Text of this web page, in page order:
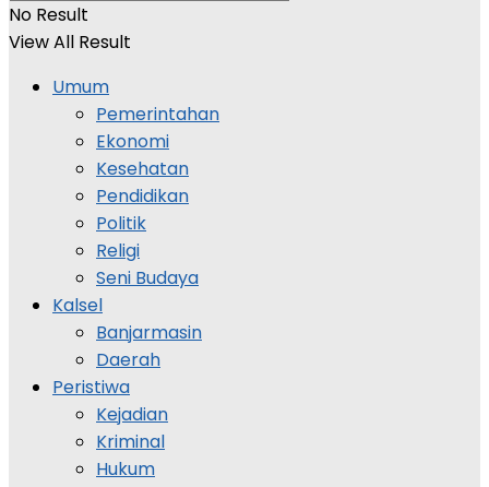
No Result
View All Result
Umum
Pemerintahan
Ekonomi
Kesehatan
Pendidikan
Politik
Religi
Seni Budaya
Kalsel
Banjarmasin
Daerah
Peristiwa
Kejadian
Kriminal
Hukum